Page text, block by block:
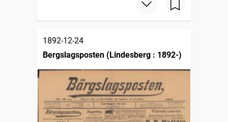
1892-12-24
Bergslagsposten (Lindesberg : 1892-)